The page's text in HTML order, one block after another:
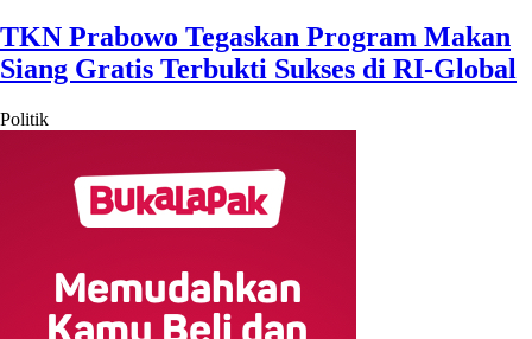
TKN Prabowo Tegaskan Program Makan
Siang Gratis Terbukti Sukses di RI-Global
Politik